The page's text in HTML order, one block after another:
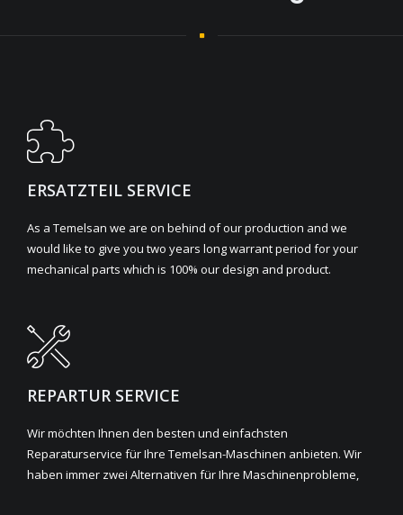
ERSATZTEIL SERVICE
As a Temelsan we are on behind of our production and we
would like to give you two years long warrant period for your
mechanical parts which is 100% our design and product.
REPARTUR SERVICE
Wir möchten Ihnen den besten und einfachsten
Reparaturservice für Ihre Temelsan-Maschinen anbieten. Wir
haben immer zwei Alternativen für Ihre Maschinenprobleme,